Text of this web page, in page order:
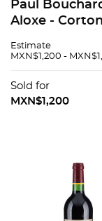
Paul
Aloxe -
Aloxe,
Piezas: 2 88 /
Total d Pzs: 4
Estimate
MXN$1,200 -
Sold for
MXN$1,200